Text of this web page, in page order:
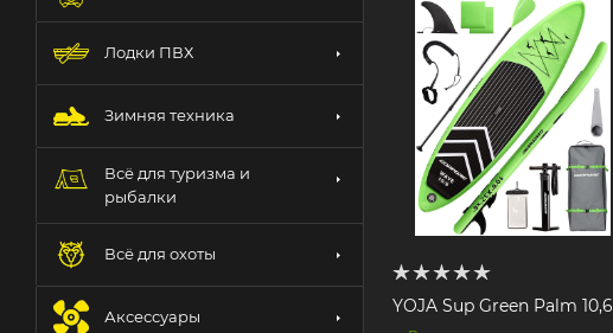
YOJA Sup Green Palm 10,6
Лодки ПВХ
Зимняя техника
Всё для туризма и
рыбалки
Всё для охоты
Аксессуары